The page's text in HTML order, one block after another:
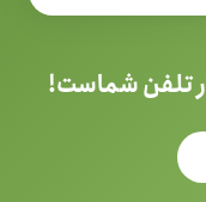
تلفن شماست!